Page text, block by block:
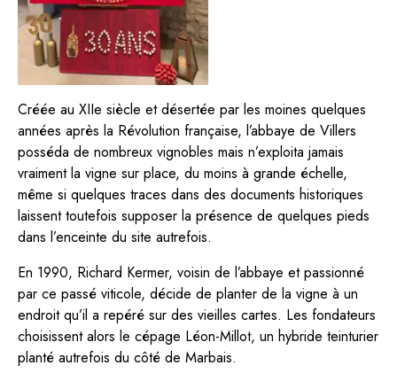
Créée au XIIe siècle et désertée par les moines quelques
années après la Révolution française, l’abbaye de Villers
posséda de nombreux vignobles mais n’exploita jamais
vraiment la vigne sur place, du moins à grande échelle,
même si quelques traces dans des documents historiques
laissent toutefois supposer la présence de quelques pieds
dans l’enceinte du site autrefois.
En 1990, Richard Kermer, voisin de l’abbaye et passionné
par ce passé viticole, décide de planter de la vigne à un
endroit qu’il a repéré sur des vieilles cartes. Les fondateurs
choisissent alors le cépage Léon-Millot, un hybride teinturier
planté autrefois du côté de Marbais.